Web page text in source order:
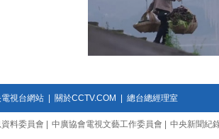
視台網站| 關於CCTV.COM 總台總經理室
料委員會 中廣協會電視文藝工作委員會 中央新聞紀